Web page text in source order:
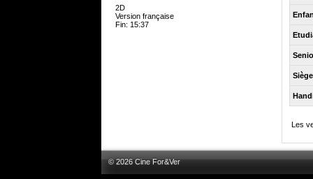
2D
Version française
Fin: 15:37
Les
© 2026 Cine For&Ver